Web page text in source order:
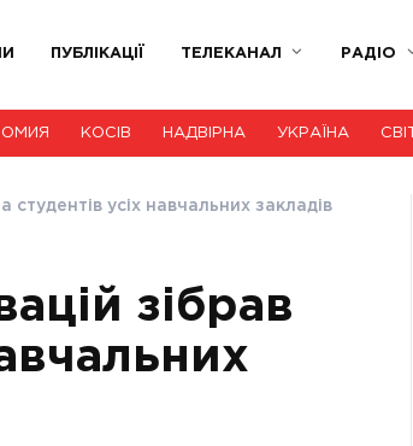
ПУБЛІКАЦІЇ ТЕЛЕКАНАЛ РАДІО
КОСІВ НАДВІРНА УКРАЇНА СВІТ
студентів усіх навчальних закладів
зібрав